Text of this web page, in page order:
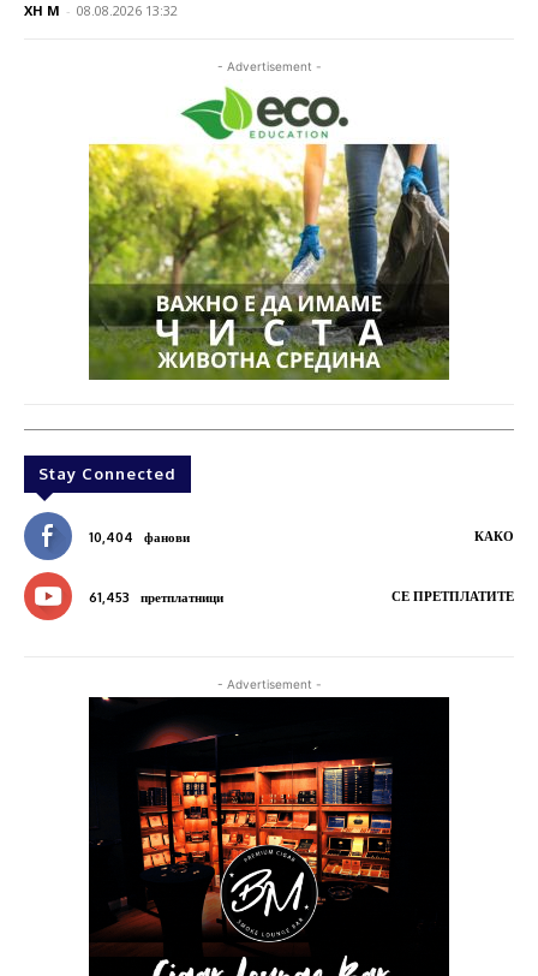
XH M - 08.08.2026 13:32
- Advertisement -
Stay Connected
10,404 фанови КАКО
61,453 претплатници СЕ ПРЕТПЛАТИТЕ
- Advertisement -